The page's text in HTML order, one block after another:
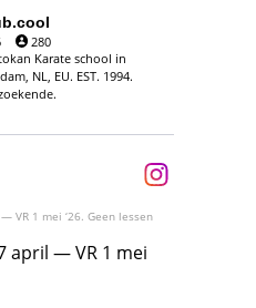
280
Karate school in
NL, EU. EST. 1994.
VR 1 mei ‘26.
april — VR 1 mei